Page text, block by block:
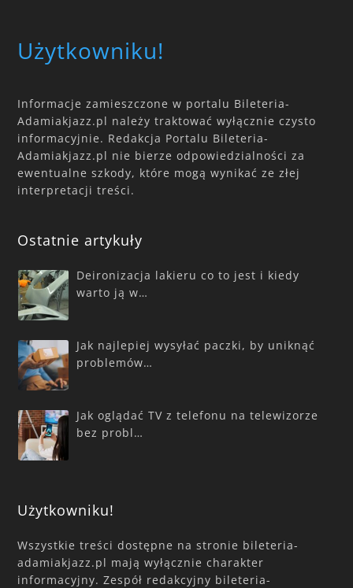
Użytkowniku!
Informacje zamieszczone w portalu Bileteria-
Adamiakjazz.pl należy traktować wyłącznie czysto
informacyjnie. Redakcja Portalu Bileteria-
Adamiakjazz.pl nie bierze odpowiedzialności za
ewentualne szkody, które mogą wynikać ze złej
interpretacji treści.
Ostatnie artykuły
Deironizacja lakieru co to jest i kiedy
warto ją w…
Jak najlepiej wysyłać paczki, by uniknąć
problemów…
Jak oglądać TV z telefonu na telewizorze
bez probl…
Użytkowniku!
Wszystkie treści dostępne na stronie bileteria-
adamiakjazz.pl mają wyłącznie charakter
informacyjny. Zespół redakcyjny bileteria-